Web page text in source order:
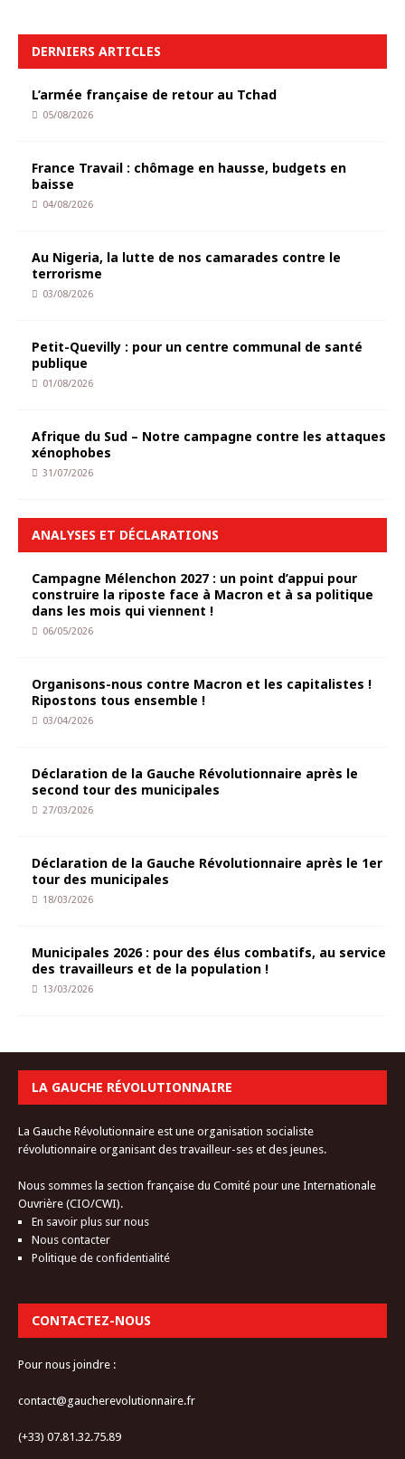
DERNIERS ARTICLES
L’armée française de retour au Tchad
05/08/2026
France Travail : chômage en hausse, budgets en
baisse
04/08/2026
Au Nigeria, la lutte de nos camarades contre le
terrorisme
03/08/2026
Petit-Quevilly : pour un centre communal de santé
publique
01/08/2026
Afrique du Sud – Notre campagne contre les attaques
xénophobes
31/07/2026
ANALYSES ET DÉCLARATIONS
Campagne Mélenchon 2027 : un point d’appui pour
construire la riposte face à Macron et à sa politique
dans les mois qui viennent !
06/05/2026
Organisons-nous contre Macron et les capitalistes !
Ripostons tous ensemble !
03/04/2026
Déclaration de la Gauche Révolutionnaire après le
second tour des municipales
27/03/2026
Déclaration de la Gauche Révolutionnaire après le 1er
tour des municipales
18/03/2026
Municipales 2026 : pour des élus combatifs, au service
des travailleurs et de la population !
13/03/2026
LA GAUCHE RÉVOLUTIONNAIRE
La Gauche Révolutionnaire est une organisation socialiste
révolutionnaire organisant des travailleur-ses et des jeunes.
Nous sommes la section française du Comité pour une Internationale
Ouvrière (CIO/CWI).
En savoir plus sur nous
Nous contacter
Politique de confidentialité
CONTACTEZ-NOUS
Pour nous joindre :
contact@gaucherevolutionnaire.fr
(+33) 07.81.32.75.89